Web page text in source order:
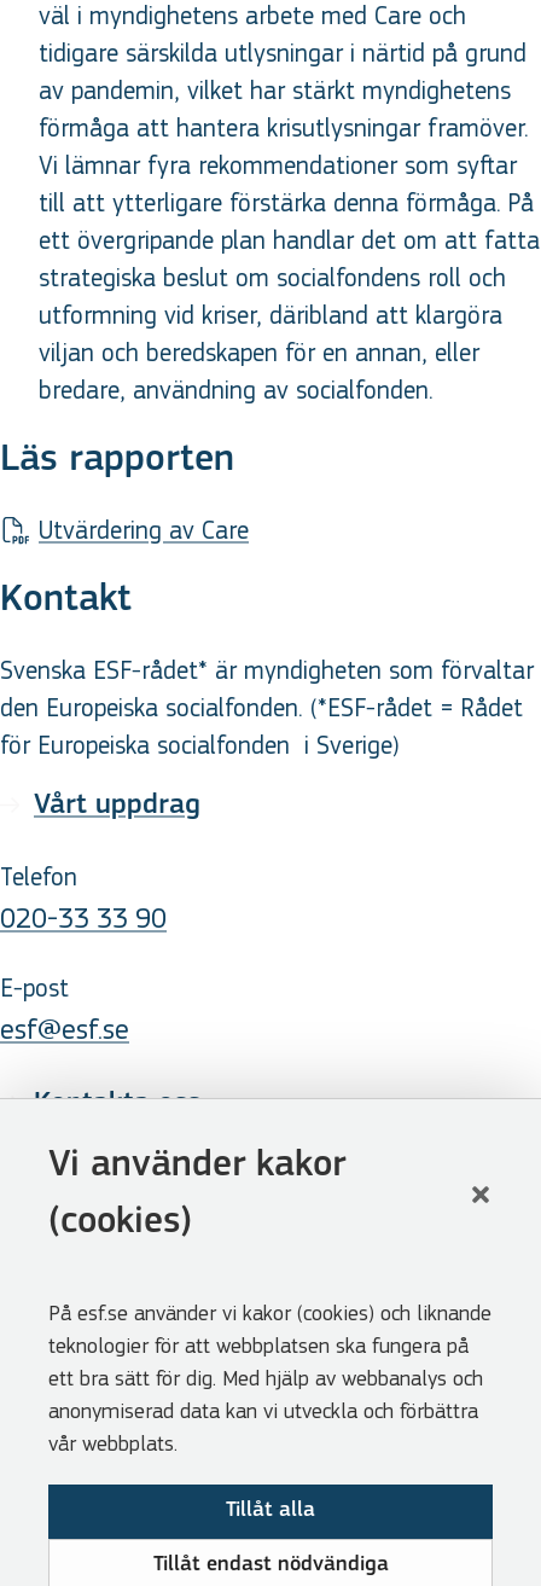
Vi använder kakor
(cookies)
På esf.se använder vi kakor (cookies) och liknande
teknologier för att webbplatsen ska fungera på
ett bra sätt för dig. Med hjälp av webbanalys och
anonymiserad data kan vi utveckla och förbättra
vår webbplats.
Tillåt alla
Tillåt endast nödvändiga
väl i myndighetens arbete med Care och
tidigare särskilda utlysningar i närtid på grund
av pandemin, vilket har stärkt myndighetens
förmåga att hantera krisutlysningar framöver.
Vi lämnar fyra rekommendationer som syftar
till att ytterligare förstärka denna förmåga. På
ett övergripande plan handlar det om att fatta
strategiska beslut om socialfondens roll och
utformning vid kriser, däribland att klargöra
viljan och beredskapen för en annan, eller
bredare, användning av socialfonden.
Läs rapporten
Utvärdering av Care
Kontakt
Svenska ESF-rådet* är myndigheten som förvaltar
den Europeiska socialfonden. (*ESF-rådet = Rådet
för Europeiska socialfonden i Sverige)
Vårt uppdrag
Telefon
020-33 33 90
E-post
esf@esf.se
Kontakta oss
Följ oss
LinkedIn
Nyhetsbrev
Genvägar
Webbshoppen